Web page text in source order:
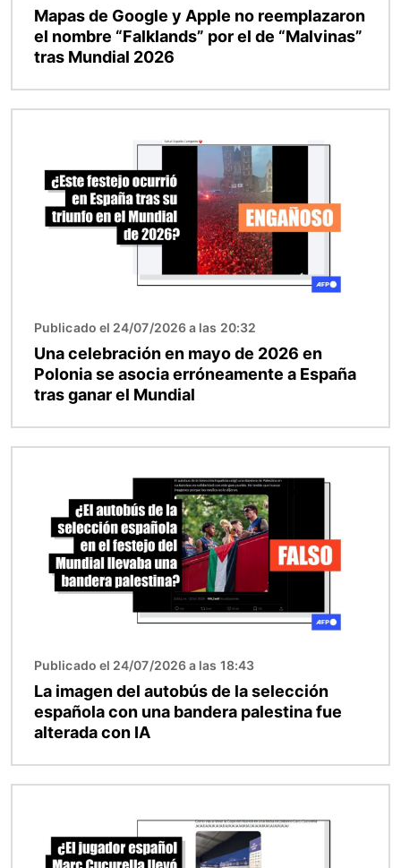
Mapas de Google y Apple no reemplazaron
el nombre “Falklands” por el de “Malvinas”
tras Mundial 2026
Publicado el 24/07/2026 a las 20:32
Una celebración en mayo de 2026 en
Polonia se asocia erróneamente a España
tras ganar el Mundial
Publicado el 24/07/2026 a las 18:43
La imagen del autobús de la selección
española con una bandera palestina fue
alterada con IA